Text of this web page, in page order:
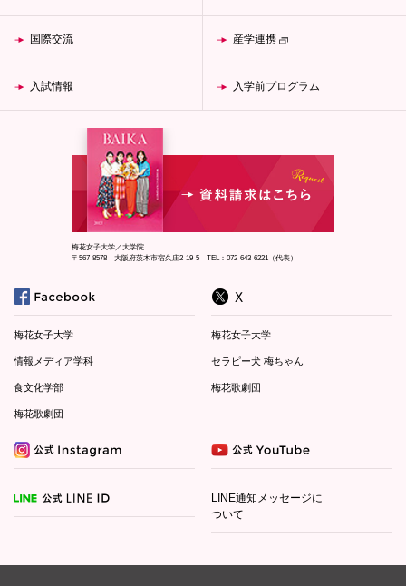
国際交流 産学連携
入試情報 入学前プログラム
梅花女子大学／大学院
〒567-8578 大阪府茨木市宿久庄2-19-5 TEL：072-643-6221（代表）
梅花女子大学
情報メディア学科
食文化学部
梅花歌劇団
梅花女子大学
セラピー犬 梅ちゃん
梅花歌劇団
LINE通知メッセージに
ついて